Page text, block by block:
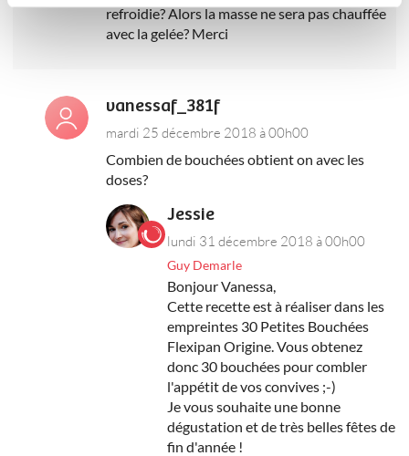
refroidie? Alors la masse ne sera pas chauffée
avec la gelée? Merci
vanessaf_381f
mardi 25 décembre 2018 à 00h00
Combien de bouchées obtient on avec les
doses?
Jessie
lundi 31 décembre 2018 à 00h00
Guy Demarle
Bonjour Vanessa,
Cette recette est à réaliser dans les
empreintes 30 Petites Bouchées
Flexipan Origine. Vous obtenez
donc 30 bouchées pour combler
l'appétit de vos convives ;-)
Je vous souhaite une bonne
dégustation et de très belles fêtes de
fin d'année !